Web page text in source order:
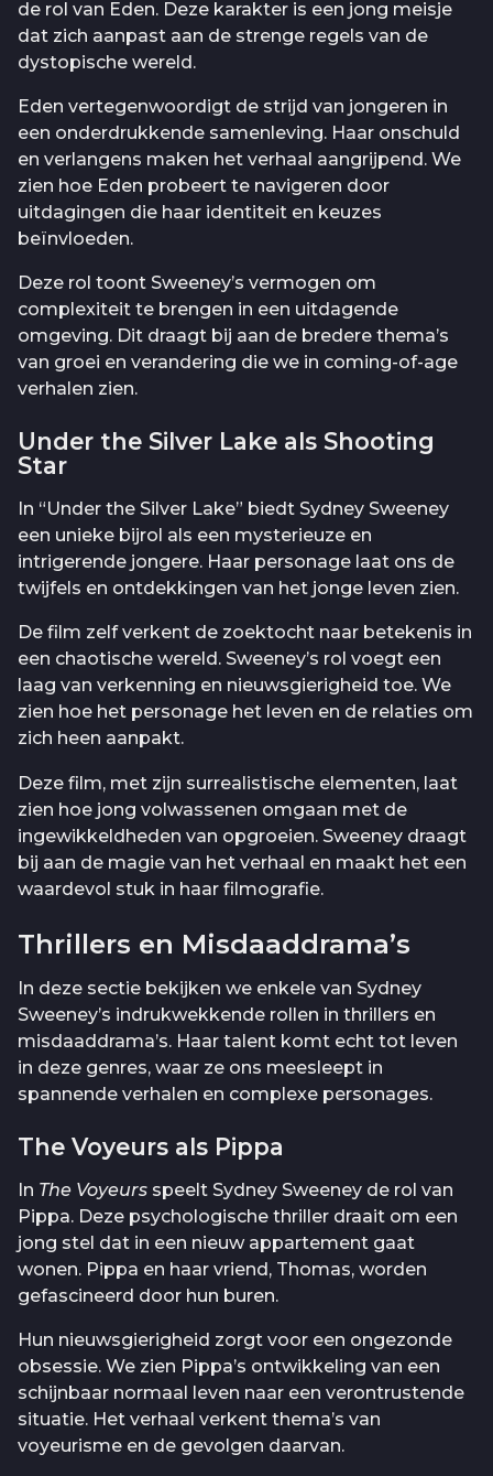
de rol van Eden. Deze karakter is een jong meisje
dat zich aanpast aan de strenge regels van de
dystopische wereld.
Eden vertegenwoordigt de strijd van jongeren in
een onderdrukkende samenleving. Haar onschuld
en verlangens maken het verhaal aangrijpend. We
zien hoe Eden probeert te navigeren door
uitdagingen die haar identiteit en keuzes
beïnvloeden.
Deze rol toont Sweeney’s vermogen om
complexiteit te brengen in een uitdagende
omgeving. Dit draagt bij aan de bredere thema’s
van groei en verandering die we in coming-of-age
verhalen zien.
Under the Silver Lake als Shooting
Star
In “Under the Silver Lake” biedt Sydney Sweeney
een unieke bijrol als een mysterieuze en
intrigerende jongere. Haar personage laat ons de
twijfels en ontdekkingen van het jonge leven zien.
De film zelf verkent de zoektocht naar betekenis in
een chaotische wereld. Sweeney’s rol voegt een
laag van verkenning en nieuwsgierigheid toe. We
zien hoe het personage het leven en de relaties om
zich heen aanpakt.
Deze film, met zijn surrealistische elementen, laat
zien hoe jong volwassenen omgaan met de
ingewikkeldheden van opgroeien. Sweeney draagt
bij aan de magie van het verhaal en maakt het een
waardevol stuk in haar filmografie.
Thrillers en Misdaaddrama’s
In deze sectie bekijken we enkele van Sydney
Sweeney’s indrukwekkende rollen in thrillers en
misdaaddrama’s. Haar talent komt echt tot leven
in deze genres, waar ze ons meesleept in
spannende verhalen en complexe personages.
The Voyeurs als Pippa
In The Voyeurs speelt Sydney Sweeney de rol van
Pippa. Deze psychologische thriller draait om een
jong stel dat in een nieuw appartement gaat
wonen. Pippa en haar vriend, Thomas, worden
gefascineerd door hun buren.
Hun nieuwsgierigheid zorgt voor een ongezonde
obsessie. We zien Pippa’s ontwikkeling van een
schijnbaar normaal leven naar een verontrustende
situatie. Het verhaal verkent thema’s van
voyeurisme en de gevolgen daarvan.